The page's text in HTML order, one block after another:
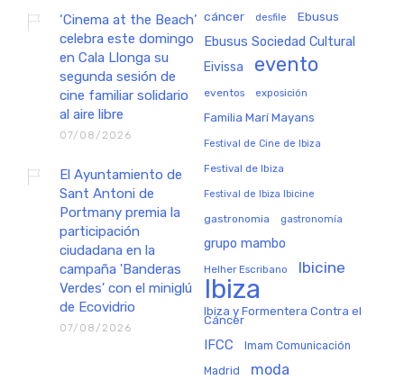
‘Cinema at the Beach’
celebra este domingo
en Cala Llonga su
segunda sesión de
cine familiar solidario
al aire libre
07/08/2026
El Ayuntamiento de
Sant Antoni de
Portmany premia la
participación
ciudadana en la
campaña 'Banderas
Verdes' con el miniglú
de Ecovidrio
07/08/2026
cáncer desfile Ebusus
Ebusus Sociedad Cultural
Eivissa evento
eventos exposición
Familia Marí Mayans
Festival de Cine de Ibiza
Festival de Ibiza
Festival de Ibiza Ibicine
gastronomia gastronomía
grupo mambo
Helher Escribano Ibicine
Ibiza
Ibiza y Formentera Contra el
Cáncer
IFCC Imam Comunicación
Madrid moda